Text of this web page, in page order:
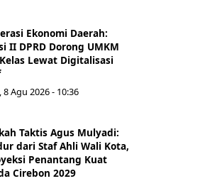
Ekonomi Daerah:
II DPRD Dorong UMKM
Lewat Digitalisasi
8 Agu 2026 - 10:36
Taktis Agus Mulyadi:
dari Staf Ahli Wali Kota,
Penantang Kuat
Cirebon 2029